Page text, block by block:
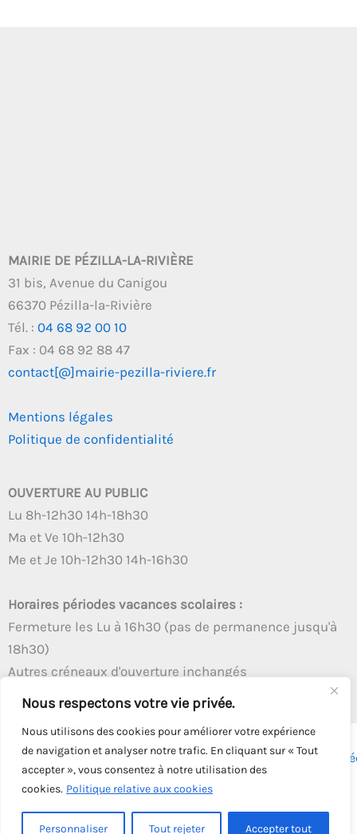
Nous respectons votre vie privée.
Nous utilisons des cookies pour améliorer votre expérience
de navigation et analyser notre trafic. En cliquant sur « Tout
accepter », vous consentez à notre utilisation des
cookies. Politique relative aux cookies
Personnaliser Tout rejeter Accepter tout
MAIRIE DE PÉZILLA-LA-RIVIÈRE
31 bis, Avenue du Canigou
66370 Pézilla-la-Rivière
Tél. : 04 68 92 00 10
Fax : 04 68 92 88 47
contact[@]mairie-pezilla-riviere.fr
Mentions légales
Politique de confidentialité
OUVERTURE AU PUBLIC
Lu 8h-12h30 14h-18h30
Ma et Ve 10h-12h30
Me et Je 10h-12h30 14h-16h30
Horaires périodes vacances scolaires :
Fermeture les Lu à 16h30 (pas de permanence jusqu'à
18h30)
Autres créneaux d'ouverture inchangés
Copyright © 2026 - Tous droits réservés - | Webmaster